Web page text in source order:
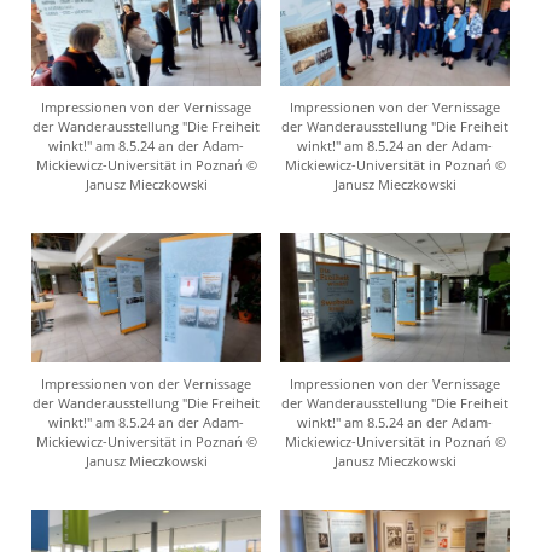
Impressionen von der Vernissage
der Wanderausstellung "Die Freiheit
winkt!" am 8.5.24 an der Adam-
Mickiewicz-Universität in Poznań ©
Janusz Mieczkowski
Impressionen von der Vernissage
der Wanderausstellung "Die Freiheit
winkt!" am 8.5.24 an der Adam-
Mickiewicz-Universität in Poznań ©
Janusz Mieczkowski
Impressionen von der Vernissage
der Wanderausstellung "Die Freiheit
winkt!" am 8.5.24 an der Adam-
Mickiewicz-Universität in Poznań ©
Janusz Mieczkowski
Impressionen von der Vernissage
der Wanderausstellung "Die Freiheit
winkt!" am 8.5.24 an der Adam-
Mickiewicz-Universität in Poznań ©
Janusz Mieczkowski